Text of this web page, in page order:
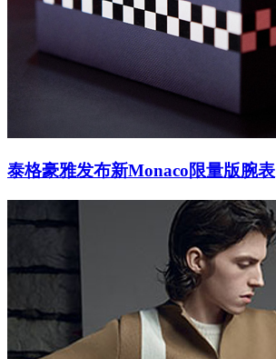
泰格豪雅发布新Monaco限量版腕表